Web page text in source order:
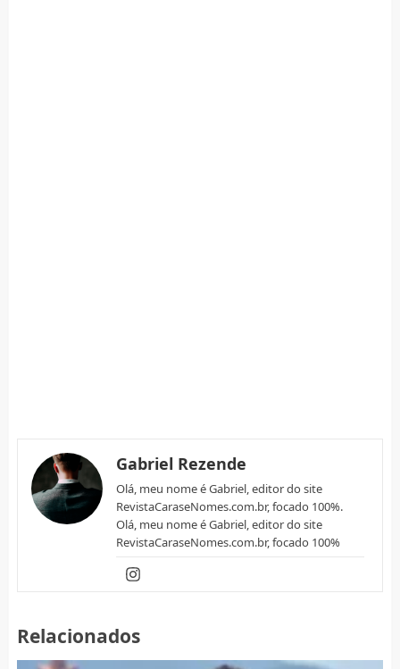
Gabriel Rezende
Olá, meu nome é Gabriel, editor do site
RevistaCaraseNomes.com.br, focado 100%.
Olá, meu nome é Gabriel, editor do site
RevistaCaraseNomes.com.br, focado 100%
Relacionados